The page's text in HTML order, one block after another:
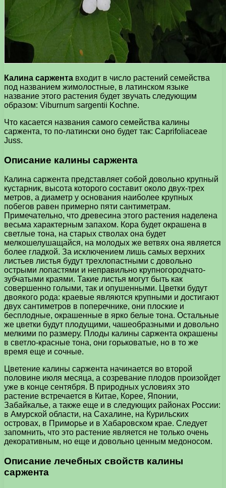
Калина саржента входит в число растений семейства
под названием жимолостные, в латинском языке
название этого растения будет звучать следующим
образом: Viburnum sargentii Kochne.
Что касается названия самого семейства калины
саржента, то по-латински оно будет так: Caprifoliaceae
Juss.
Описание калины саржента
Калина саржента представляет собой довольно крупный
кустарник, высота которого составит около двух-трех
метров, а диаметр у основания наиболее крупных
побегов равен примерно пяти сантиметрам.
Примечательно, что древесина этого растения наделена
весьма характерным запахом. Кора будет окрашена в
светлые тона, на старых стволах она будет
мелкошелушащайся, на молодых же ветвях она является
более гладкой. За исключением лишь самых верхних
листьев листья будут трехлопастными с довольно
острыми лопастями и неправильно крупногородчато-
зубчатыми краями. Такие листья могут быть как
совершенно голыми, так и опушенными. Цветки будут
двоякого рода: краевые являются крупными и достигают
двух сантиметров в поперечнике, они плоские и
бесплодные, окрашенные в ярко белые тона. Остальные
же цветки будут плодущими, чашеобразными и довольно
мелкими по размеру. Плоды калины саржента окрашены
в светло-красные тона, они горьковатые, но в то же
время еще и сочные.
Цветение калины саржента начинается во второй
половине июля месяца, а созревание плодов произойдет
уже в конце сентября. В природных условиях это
растение встречается в Китае, Корее, Японии,
Забайкалье, а также еще и в следующих районах России:
в Амурской области, на Сахалине, на Курильских
островах, в Приморье и в Хабаровском крае. Следует
запомнить, что это растение является не только очень
декоративным, но еще и довольно ценным медоносом.
Описание лечебных свойств калины
саржента